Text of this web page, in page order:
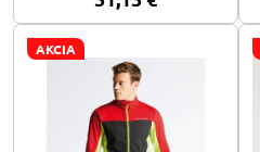
AKCIA